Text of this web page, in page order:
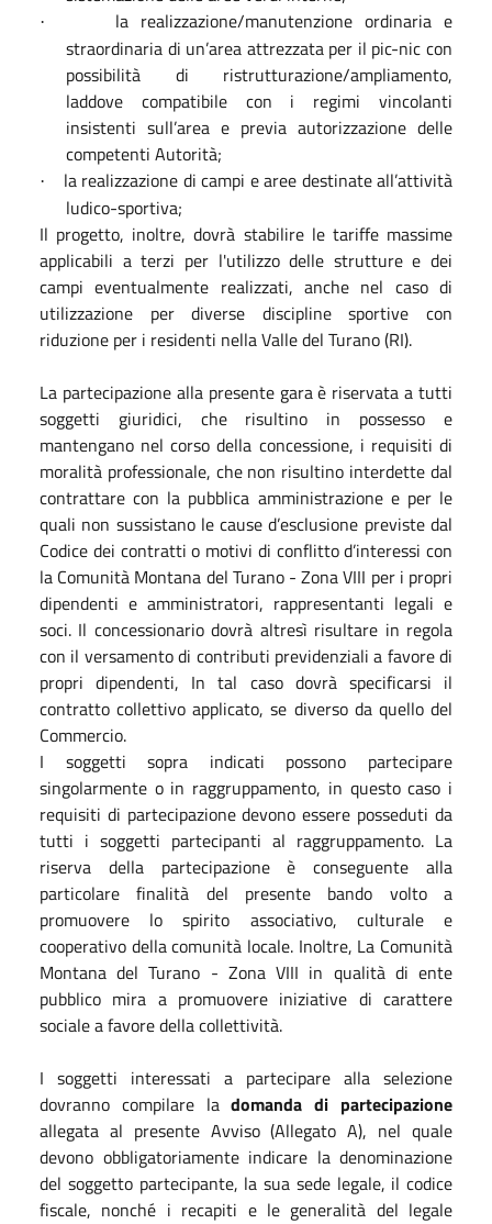
·
la realizzazione/manutenzione ordinaria e
straordinaria di un’area attrezzata per il pic-nic con
possibilità di ristrutturazione/ampliamento,
laddove compatibile con i regimi vincolanti
insistenti sull’area e previa autorizzazione delle
competenti Autorità;
·
la realizzazione di campi e aree destinate all’attività
ludico-sportiva;
Il progetto, inoltre, dovrà stabilire le tariffe massime
applicabili a terzi per l'utilizzo delle strutture e dei
campi eventualmente realizzati, anche nel caso di
utilizzazione per diverse discipline sportive con
riduzione per i residenti nella Valle del Turano (RI).
La partecipazione alla presente gara è riservata a tutti
soggetti giuridici, che risultino in possesso e
mantengano nel corso della concessione, i requisiti di
moralità professionale, che non risultino interdette dal
contrattare con la pubblica amministrazione e per le
quali non sussistano le cause d’esclusione previste dal
Codice dei contratti o motivi di conflitto d’interessi con
la Comunità Montana del Turano - Zona VIII per i propri
dipendenti e amministratori, rappresentanti legali e
soci. Il concessionario dovrà altresì risultare in regola
con il versamento di contributi previdenziali a favore di
propri dipendenti, In tal caso dovrà specificarsi il
contratto collettivo applicato, se diverso da quello del
Commercio.
I soggetti sopra indicati possono partecipare
singolarmente o in raggruppamento, in questo caso i
requisiti di partecipazione devono essere posseduti da
tutti i soggetti partecipanti al raggruppamento. La
riserva della partecipazione è conseguente alla
particolare finalità del presente bando volto a
promuovere lo spirito associativo, culturale e
cooperativo della comunità locale. Inoltre, La Comunità
Montana del Turano - Zona VIII in qualità di ente
pubblico mira a promuovere iniziative di carattere
sociale a favore della collettività.
I soggetti interessati a partecipare alla selezione
dovranno compilare ladomanda di partecipazione
allegata al presente Avviso (Allegato A), nel quale
devono obbligatoriamente indicare la denominazione
del soggetto partecipante, la sua sede legale, il codice
fiscale, nonché i recapiti e le generalità del legale